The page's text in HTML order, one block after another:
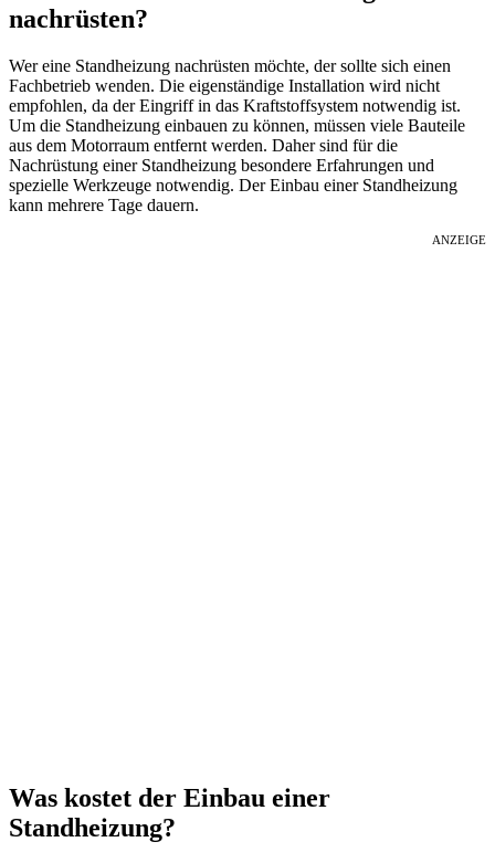
nachrüsten?
Wer eine Standheizung nachrüsten möchte, der sollte sich einen
Fachbetrieb wenden. Die eigenständige Installation wird nicht
empfohlen, da der Eingriff in das Kraftstoffsystem notwendig ist.
Um die Standheizung einbauen zu können, müssen viele Bauteile
aus dem Motorraum entfernt werden. Daher sind für die
Nachrüstung einer Standheizung besondere Erfahrungen und
spezielle Werkzeuge notwendig. Der Einbau einer Standheizung
kann mehrere Tage dauern.
ANZEIGE
Was kostet der Einbau einer
Standheizung?